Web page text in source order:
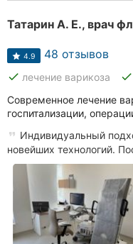
Татарин А. Е., врач
4.9 48 отзывов
done лечение варикоза done
Современное лечение
госпитализации,
Индивидуальный
новейших технологий.